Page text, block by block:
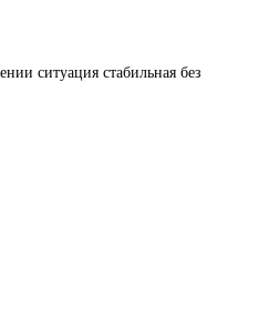
ситуация стабильная без